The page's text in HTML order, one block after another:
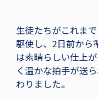
生徒たちがこれま
駆使し、2日前から
は素晴らしい仕上
く温かな拍手が送
わりました。